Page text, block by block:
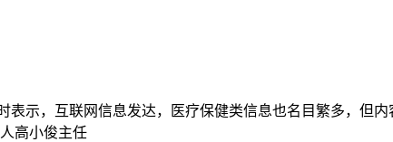
示，互联网信息发达，医疗保健类信息也名目繁多，但
高小俊主任